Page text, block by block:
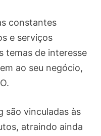
constantes
e serviços
temas de interesse
ao seu negócio,
são vinculadas às
atraindo ainda